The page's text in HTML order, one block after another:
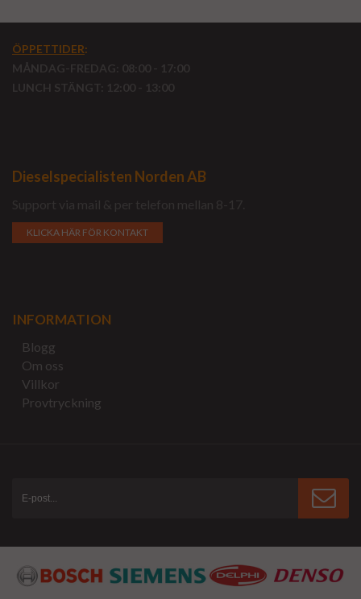
ÖPPETTIDER:
MÅNDAG-FREDAG: 08:00 - 17:00
LUNCH STÄNGT: 12:00 - 13:00
Dieselspecialisten Norden AB
Support via mail & per telefon mellan 8-17.
KLICKA HÄR FÖR KONTAKT
INFORMATION
Blogg
Om oss
Villkor
Provtryckning